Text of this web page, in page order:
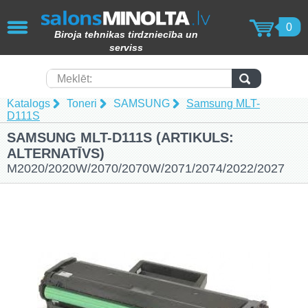
Biroja tehnikas tirdzniecība un
serviss
0
Meklēt:
Katalogs Toneri SAMSUNG
Samsung MLT-
D111S
SAMSUNG MLT-D111S (ARTIKULS:
ALTERNATĪVS)
M2020/2020W/2070/2070W/2071/2074/2022/2027
AIZVĒRT
KOPĒTĀJI / PRINTERI / SKENERI
(49)
Papīra smalcinātāji (62)
Laminēšanas iekārtas (15)
Iesiešanas tehnika (17)
Toneri (102)
Papīra produkcija (82)
Laminēšanas kabatiņas (15)